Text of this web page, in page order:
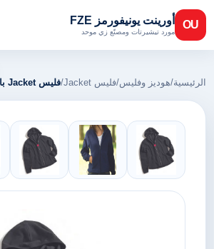
OU أورينت يونيفورمز FZE
مورد تيشيرتات ومصنّع زي موحد
الرئيسية/هوديز وفليس/فليس Jacket /فليس Jacket باللون الأزرق البحري